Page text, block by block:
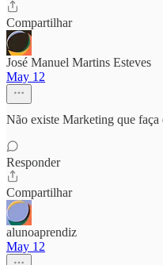
Compartilhar
José Manuel Martins Esteves
May 12
Não existe Marketing que faça
Responder
Compartilhar
alunoaprendiz
May 12